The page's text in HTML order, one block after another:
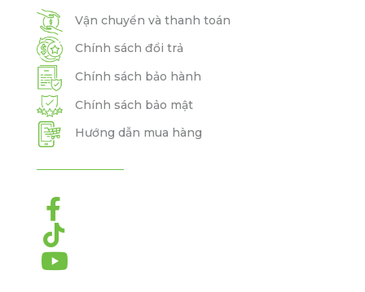
Vận chuyển và thanh toán
Chính sách đổi trả
Chính sách bảo hành
Chính sách bảo mật
Hướng dẫn mua hàng


